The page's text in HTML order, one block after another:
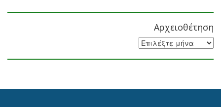
Αρχειοθέτηση
Αρχειοθέτηση